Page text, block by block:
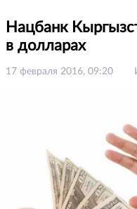
Нацбанк
в долларах
17 февраля 2016, 09:20